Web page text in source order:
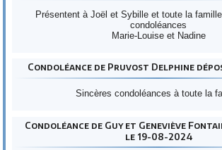
Présentent à Joël et Sybille et toute la
condoléances
Marie-Louise et Nadine
Condoléance de Pruvost Delphine
Sincères condoléances à toute la
Condoléance de Guy et Geneviève
le 19-08-2024